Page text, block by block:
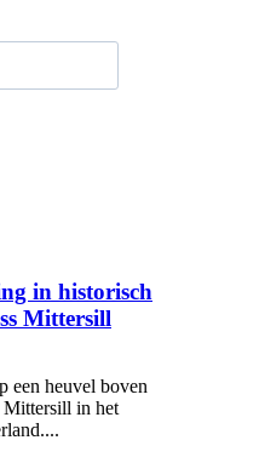
in historisch
Mittersill
een heuvel boven
Mittersill in het